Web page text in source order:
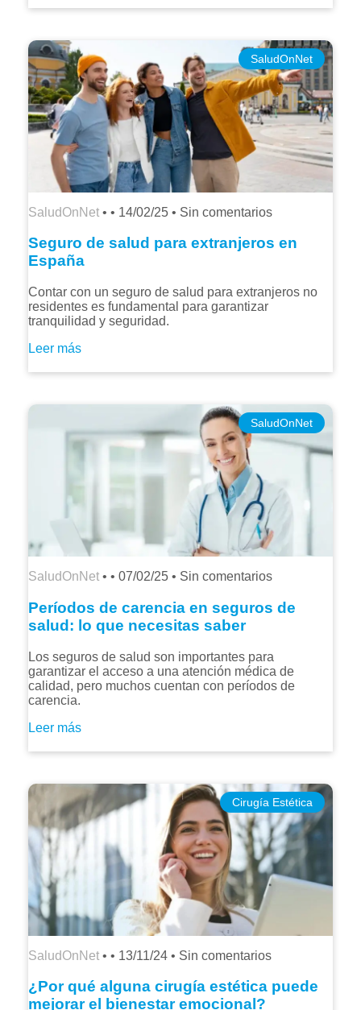
SaludOnNet
SaludOnNet • • 14/02/25 • Sin comentarios
Seguro de salud para extranjeros en
España
Contar con un seguro de salud para extranjeros no
residentes es fundamental para garantizar
tranquilidad y seguridad.
Leer más
SaludOnNet
SaludOnNet • • 07/02/25 • Sin comentarios
Períodos de carencia en seguros de
salud: lo que necesitas saber
Los seguros de salud son importantes para
garantizar el acceso a una atención médica de
calidad, pero muchos cuentan con períodos de
carencia.
Leer más
Cirugía Estética
SaludOnNet • • 13/11/24 • Sin comentarios
¿Por qué alguna cirugía estética puede
mejorar el bienestar emocional?